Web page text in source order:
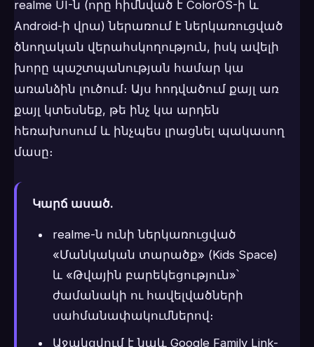
realme UI-ն (որը հիմնված է ColorOS-ի և
Android-ի վրա) ներառում է ներկառուցված
ծնողական վերահսկողություն, իսկ ավելի
խորը պաշտպանության համար կա
առանձին լուծում։ Այս հոդվածում քայլ առ
քայլ կտեսնեք, թե ինչ կա արդեն
հեռախոսում և ինչպես լրացնել պակասող
մասը։
Կարճ ասած.
realme-ն ունի ներկառուցված
«Մանկական տարածք» (Kids Space)
և «Թվային բարեկեցություն»՝
ժամանակի ու հավելվածների
սահմանափակումներով։
Աջակցվում է նաև Google Family Link-